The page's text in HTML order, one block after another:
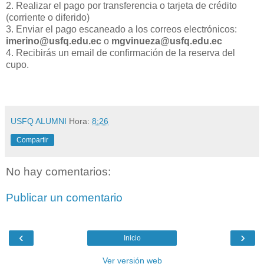
2. Realizar el pago por transferencia o tarjeta de crédito
(corriente o diferido)
3. Enviar el pago escaneado a los correos electrónicos:
imerino@usfq.edu.ec o mgvinueza@usfq.edu.ec
4. Recibirás un email de confirmación de la reserva del
cupo.
USFQ ALUMNI Hora: 8:26
Compartir
No hay comentarios:
Publicar un comentario
‹ ›
Inicio
Ver versión web